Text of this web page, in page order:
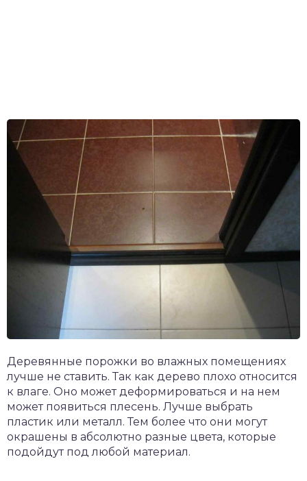
Деревянные порожки во влажных помещениях
лучше не ставить. Так как дерево плохо относится
к влаге. Оно может деформироваться и на нем
может появиться плесень. Лучше выбрать
пластик или металл. Тем более что они могут
окрашены в абсолютно разные цвета, которые
подойдут под любой материал.